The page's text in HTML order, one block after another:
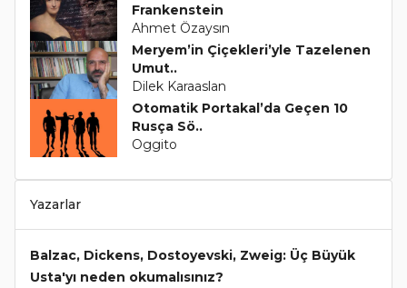
Frankenstein
Ahmet Özaysın
Meryem’in Çiçekleri’yle Tazelenen
Umut..
Dilek Karaaslan
Otomatik Portakal’da Geçen 10
Rusça Sö..
Oggito
Yazarlar
Balzac, Dickens, Dostoyevski, Zweig: Üç Büyük
Usta'yı neden okumalısınız?